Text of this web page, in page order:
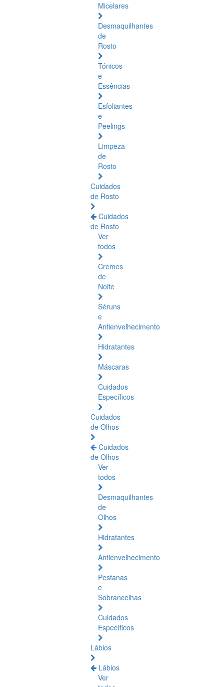
Micelares
Desmaquilhantes
de
Rosto
Tónicos
e
Essências
Esfoliantes
e
Peelings
Limpeza
de
Rosto
Cuidados
de Rosto
Cuidados
de Rosto
Ver
todos
Cremes
de
Noite
Séruns
e
Antienvelhecimento
Hidratantes
Máscaras
Cuidados
Específicos
Cuidados
de Olhos
Cuidados
de Olhos
Ver
todos
Desmaquilhantes
de
Olhos
Hidratantes
Antienvelhecimento
Pestanas
e
Sobrancelhas
Cuidados
Específicos
Lábios
Lábios
Ver